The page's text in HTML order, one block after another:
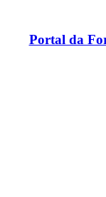
Portal da